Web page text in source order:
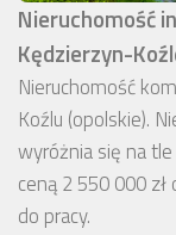
Nieruchomość
Kędzierzyn-
Nieruchomość
Koźlu (opolskie).
wyróżnia się na
ceną 2 550 000
do pracy.